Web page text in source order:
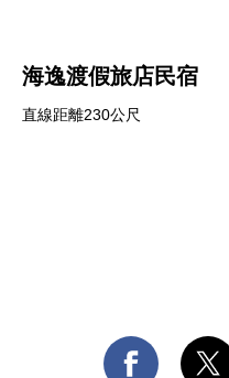
海逸渡假旅店民宿
直線距離230公尺